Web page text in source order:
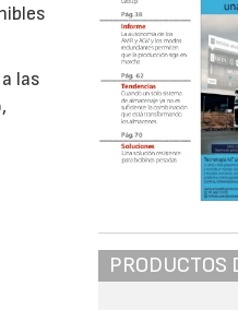
las
PRODUCTOS